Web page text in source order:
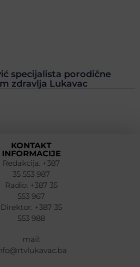
specijalista porodične
zdravlja Lukavac
KONTAKT
INFORMACIJE
Redakcija: +387
35 553 987
Radio: +387 35
553 967
Direktor: +387 35
553 988
mail: